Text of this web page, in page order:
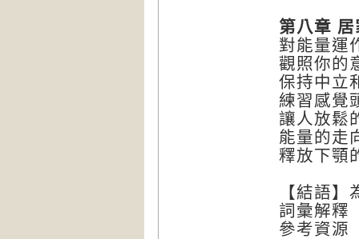
第八章
對能量運
觀照你的
保持中立
練習感覺
讓人放鬆
能量的走
釋放下顎
【結語
詞彙解釋
參考資源